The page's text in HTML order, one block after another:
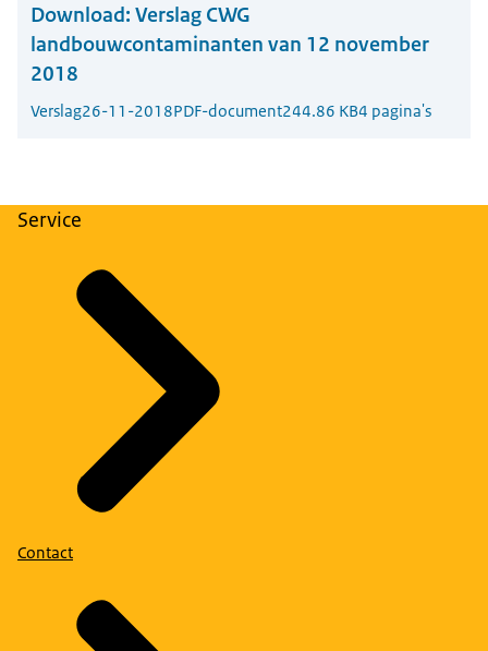
Download: Verslag CWG
landbouwcontaminanten van 12 november
2018
Verslag26-11-2018PDF-document244.86 KB4 pagina's
Service
Contact